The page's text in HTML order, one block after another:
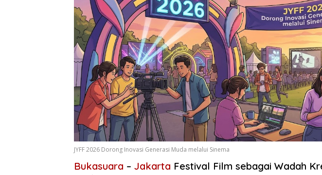
JYFF 2026 Dorong Inovasi Generasi Muda melalui Sinema
Bukasuara – Jakarta Festival Film sebagai Wadah